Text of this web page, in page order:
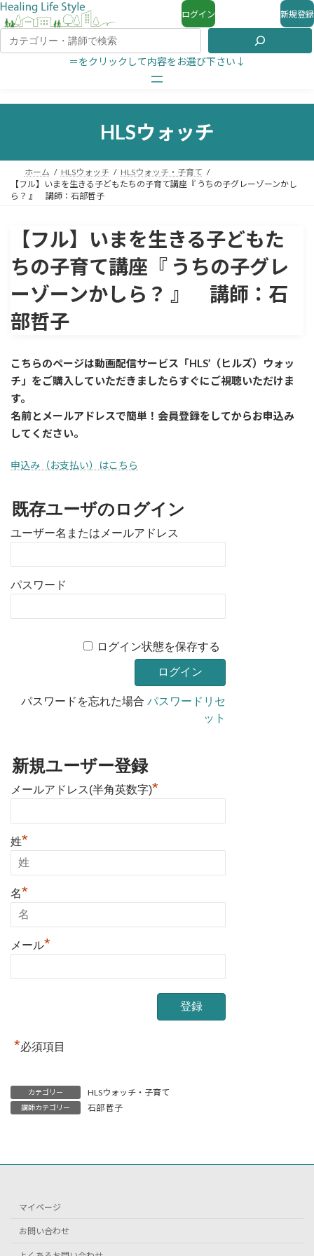
ログイン 新規登録
＝をクリックして内容をお選び下さい↓
HLSウォッチ
ホーム HLSウォッチ
HLSウォッチ・子育て
【フル】いまを生きる子どもたちの子育て講座『 うちの子グレーゾーンかし
ら？ 』 講師：石部哲子
【フル】いまを生きる子どもた
ちの子育て講座『 うちの子グレ
ーゾーンかしら？ 』 講師：石
部哲子
こちらのページは動画配信サービス「HLS’（ヒルズ）ウォッ
チ」をご購入していただきましたらすぐに ご視聴いただけま
す。
名前とメールアドレスで簡単！会員登録をしてからお申込み
してください。
申込み（お支払い）はこちら
既存ユーザのログイン
ユーザー名またはメールアドレス
パスワード
ログイン状態を保存する
パスワードを忘れた場合パスワードリセ
ット
新規ユーザー登録
メールアドレス(半角英数字)*
姓*
名*
メール*
*必須項目
カテゴリー HLSウォッチ・子育て
講師カテゴリー 石部 哲子
マイページ
お問い合わせ